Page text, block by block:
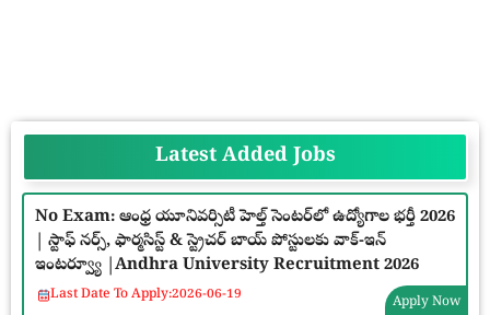
Latest Added Jobs
No Exam: ఆంధ్ర యూనివర్సిటీ హెల్త్ సెంటర్‌లో ఉద్యోగాల భర్తీ 2026
| స్టాఫ్ నర్స్, ఫార్మసిస్ట్ & స్ట్రెచర్ బాయ్ పోస్టులకు వాక్-ఇన్
ఇంటర్వ్యూ |Andhra University Recruitment 2026
Last Date To Apply:2026-06-19 Apply Now